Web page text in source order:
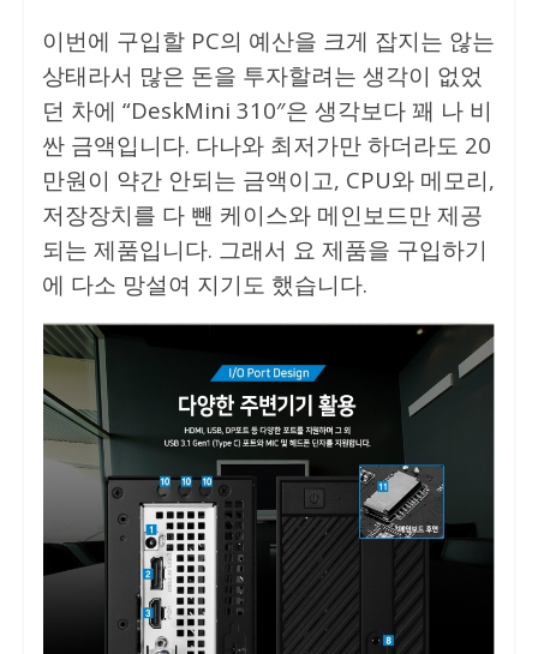
이번에 구입할 PC의 예산을 크게 잡지는 않는
상태라서 많은 돈을 투자할려는 생각이 없었
던 차에 “DeskMini 310″은 생각보다 꽤 나 비
싼 금액입니다. 다나와 최저가만 하더라도 20
만원이 약간 안되는 금액이고, CPU와 메모리,
저장장치를 다 뺀 케이스와 메인보드만 제공
되는 제품입니다. 그래서 요 제품을 구입하기
에 다소 망설여 지기도 했습니다.